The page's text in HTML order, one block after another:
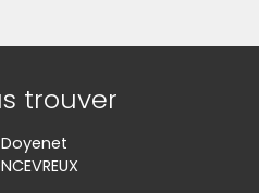
trouver